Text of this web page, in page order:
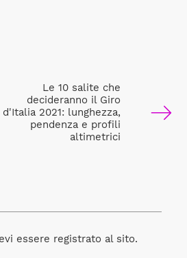
Le 10 salite che
decideranno il Giro
d'Italia 2021: lunghezza,
pendenza e profili
altimetrici
essere registrato al sito.